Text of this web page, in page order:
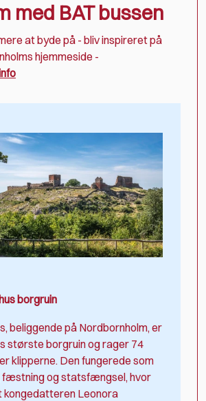
med BAT bussen
at byde på - bliv inspireret på
hjemmeside -
borgruin
beliggende på Nordbornholm, er
største borgruin og rager 74
klipperne. Den fungerede som
fæstning og statsfængsel, hvor
kongedatteren Leonora